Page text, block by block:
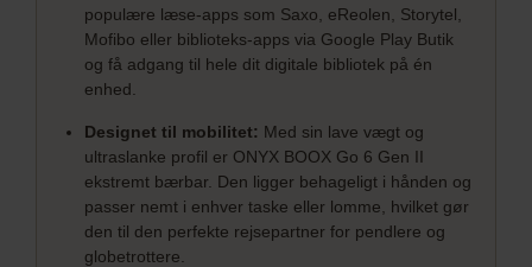
populære læse-apps som Saxo, eReolen, Storytel,
Mofibo eller biblioteks-apps via Google Play Butik
og få adgang til hele dit digitale bibliotek på én
enhed.
Designet til mobilitet: Med sin lave vægt og
ultraslanke profil er ONYX BOOX Go 6 Gen II
ekstremt bærbar. Den ligger behageligt i hånden og
passer nemt i enhver taske eller lomme, hvilket gør
den til den perfekte rejsepartner for pendlere og
globetrottere.